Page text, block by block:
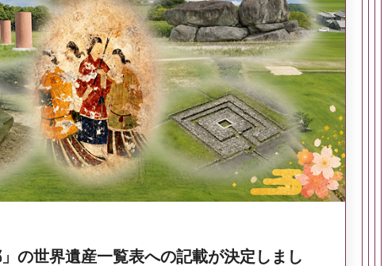
」の世界遺産一覧表への記載が決定しまし
奈良県政策集